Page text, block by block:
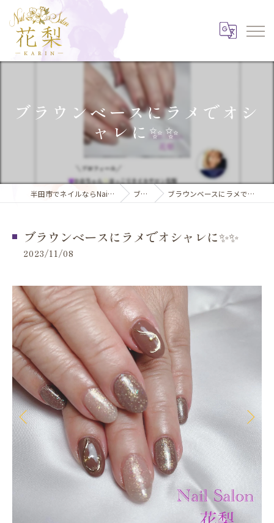
ブラウンベースにラメでオシ
ャレに✨✨
半田市でネイルならNail Salon 花梨 ブログ ブラウンベースにラメでオシャレに✨✨
ブラウンベースにラメでオシャレに✨✨
2023/11/08